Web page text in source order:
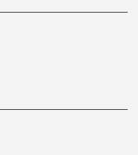
的追加收购
组合公司Icon Group 收
美元收购陶氏化学公司
米种子业务
者收购哈萨克斯坦领先
Limited，中粮集